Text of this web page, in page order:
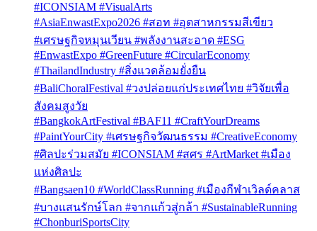
#ICONSIAM #VisualArts
#AsiaEnwastExpo2026 #สอท #อุตสาหกรรมสีเขียว
#เศรษฐกิจหมุนเวียน #พลังงานสะอาด #ESG
#EnwastExpo #GreenFuture #CircularEconomy
#ThailandIndustry #สิ่งแวดล้อมยั่งยืน
#BaliChoralFestival #วงปล่อยแก่ประเทศไทย #วิจัยเพื่อ
สังคมสูงวัย
#BangkokArtFestival #BAF11 #CraftYourDreams
#PaintYourCity #เศรษฐกิจวัฒนธรรม #CreativeEconomy
#ศิลปะร่วมสมัย #ICONSIAM #สศร #ArtMarket #เมือง
แห่งศิลปะ
#Bangsaen10 #WorldClassRunning #เมืองกีฬาเวิลด์คลาส
#บางแสนรักษ์โลก #จากแก้วสู่กล้า #SustainableRunning
#ChonburiSportsCity